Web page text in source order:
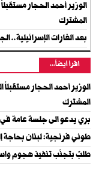
الوزير أحمد الحجار
المشترك
بعد الغارات
اقرأ أيضاً...
الوزير أحمد الحجار
المشترك
بري يدعو الى جلسة عامة في 11 و12 الحالي
طوني فرنجية: لبنان بحاجة
طلبٌ بتجنّب تنفيذ هجوم